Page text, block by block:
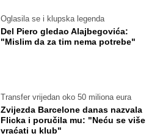
Oglasila se i klupska legenda
Del Piero gledao Alajbegovića:
"Mislim da za tim nema potrebe"
Transfer vrijedan oko 50 miliona eura
Zvijezda Barcelone danas nazvala
Flicka i poručila mu: "Neću se više
vraćati u klub"